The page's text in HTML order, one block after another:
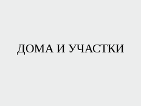
ДОМА И УЧАСТКИ